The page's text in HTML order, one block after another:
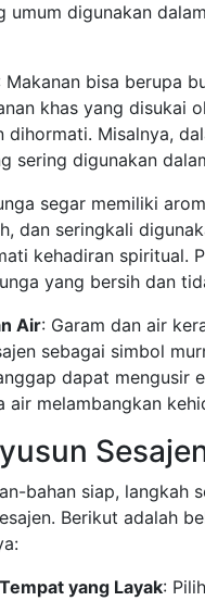
umum digunakan
Makanan bisa berupa
khas yang disukai
dihormati. Misalnya,
sering digunakan
segar memiliki
dan seringkali
kehadiran spiritual.
yang bersih dan
Air: Garam dan air
sebagai simbol
dapat mengusir
air melambangkan
bahan siap, langkah
Berikut adalah
yang Layak: